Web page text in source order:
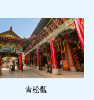
閱讀更多
青松觀